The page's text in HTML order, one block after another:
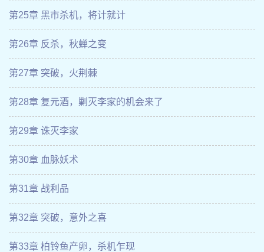
第25章 黑市杀机，将计就计
第26章 反杀，秋蝉之变
第27章 突破，火荆棘
第28章 复元酒，剿灭李家的机会来了
第29章 诛灭李家
第30章 血脉妖术
第31章 战利品
第32章 突破，意外之喜
第33章 柏铃鱼产卵，杀机乍现